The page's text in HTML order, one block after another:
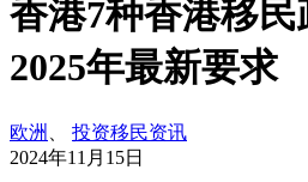
香港7种香港移民
2025年最新要求
欧洲
投资移民资讯
2024年11月15日